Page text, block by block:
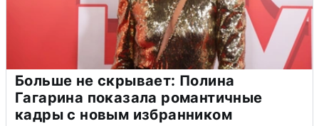
Больше не скрывает: Полина
Гагарина показала романтичные
кадры с новым избранником